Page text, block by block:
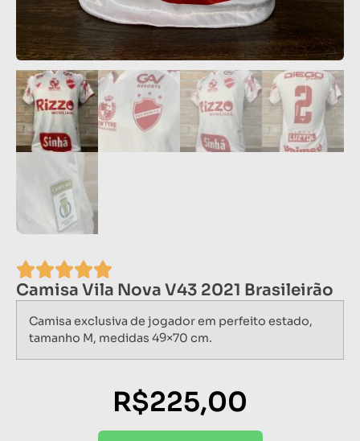
Camisa Vila Nova V43 2021 Brasileirão
Camisa exclusiva de jogador em perfeito estado,
tamanho M, medidas 49×70 cm.
R$225,00